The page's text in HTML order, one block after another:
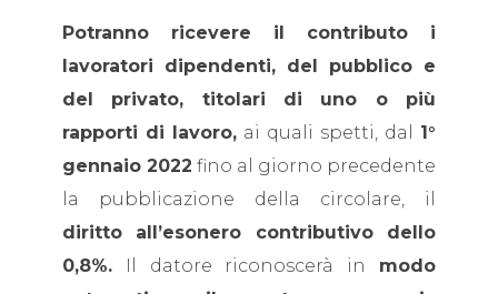
Potranno ricevere il contributo i
lavoratori dipendenti, del pubblico e
del privato, titolari di uno o più
rapporti di lavoro, ai quali spetti, dal 1°
gennaio 2022 fino al giorno precedente
la pubblicazione della circolare, il
diritto all’esonero contributivo dello
0,8%. Il datore riconoscerà in modo